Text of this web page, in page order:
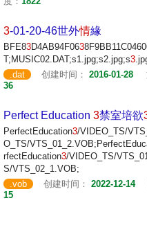
3-01-20-46世外情緣
BFE83D4AB94F063
T;MUSIC02.DAT;s1.jpg;s2.jpg;s3
.dat
创建时间： 2016-01-28
36
Perfect Education 3禁室培欲
PerfectEducation3/VIDEO_TS/
O_TS/
rfectEducation3/VIDEO_TS/
S/VTS_02_1.VOB;
.vob
创建时间： 2022-12-14
15